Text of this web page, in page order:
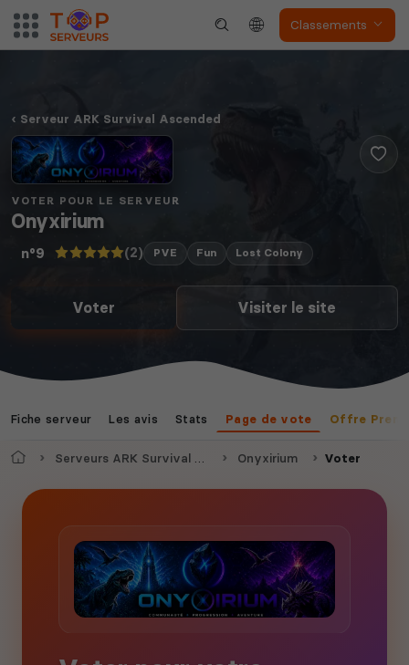
Classements
Serveur ARK Survival Ascended
VOTER POUR LE SERVEUR
Onyxirium
n°9 (2) PVE Fun Lost Colony
Voter Visiter le site
Fiche serveur Les avis Stats Page de vote Offre
AccueilServeurs ARK Survival Ascended Onyxirium Voter